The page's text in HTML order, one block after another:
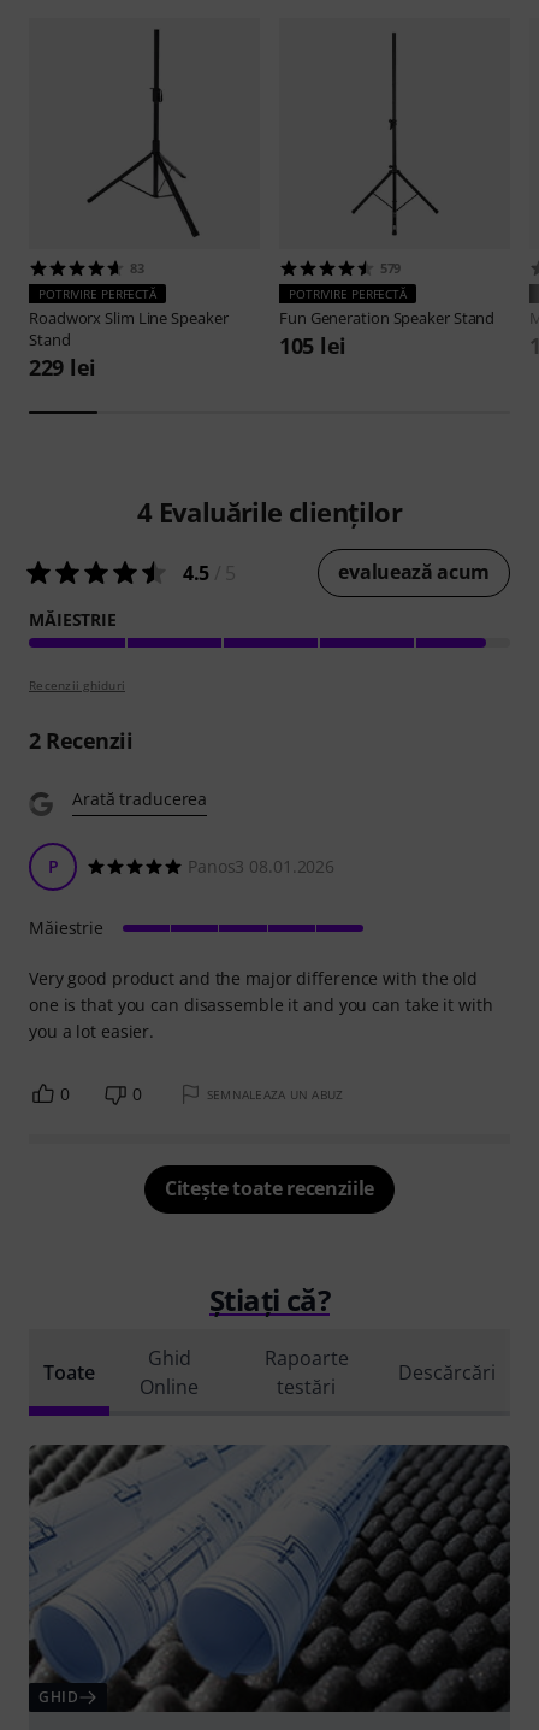
83
POTRIVIRE PERFECTĂ
Roadworx Slim Line Speaker
Stand
229 lei
579
POTRIVIRE PERFECTĂ
Fun Generation Speaker Stand
105 lei
4 Evaluările clienților
4.5 evaluează acum
MĂIESTRIE
Recenzii ghiduri
2Recenzii
Arată traducerea
P Panos3 08.01.2026
Very good product and the major difference with the old
one is that you can disassemble it and you can take it with
you a lot easier.
Măiestrie
0 0 SEMNALEAZA UN ABUZ
Citește toate recenziile
Știați că?
Toate
Ghid
Online
Rapoarte
testări
Descărcări
GHID